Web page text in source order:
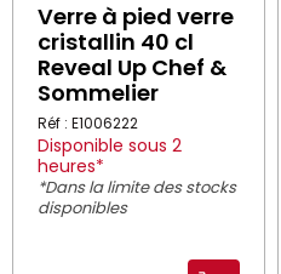
Verre à pied verre
cristallin 40 cl
Reveal Up Chef &
Sommelier
Réf : E1006222
Disponible sous 2
heures*
*Dans la limite des stocks
disponibles